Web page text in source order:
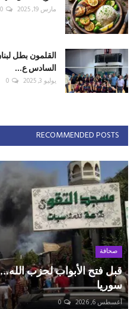
مارس 19, 2025 0
القلمون بطل
السادس ع...
يوليو 3, 2025 0
RECOMMENDED POSTS
صحافة
قبل فتح الأبواب لحزب
سوريا
أغسطس 6, 2026 0